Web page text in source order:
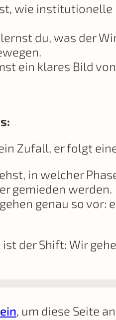
wie institutionelle
du, was der
ein klares Bild
Zufall, er folgt
in welcher
gemieden werden.
genau so vor:
ist der Shift: Wir
, um diese Seite